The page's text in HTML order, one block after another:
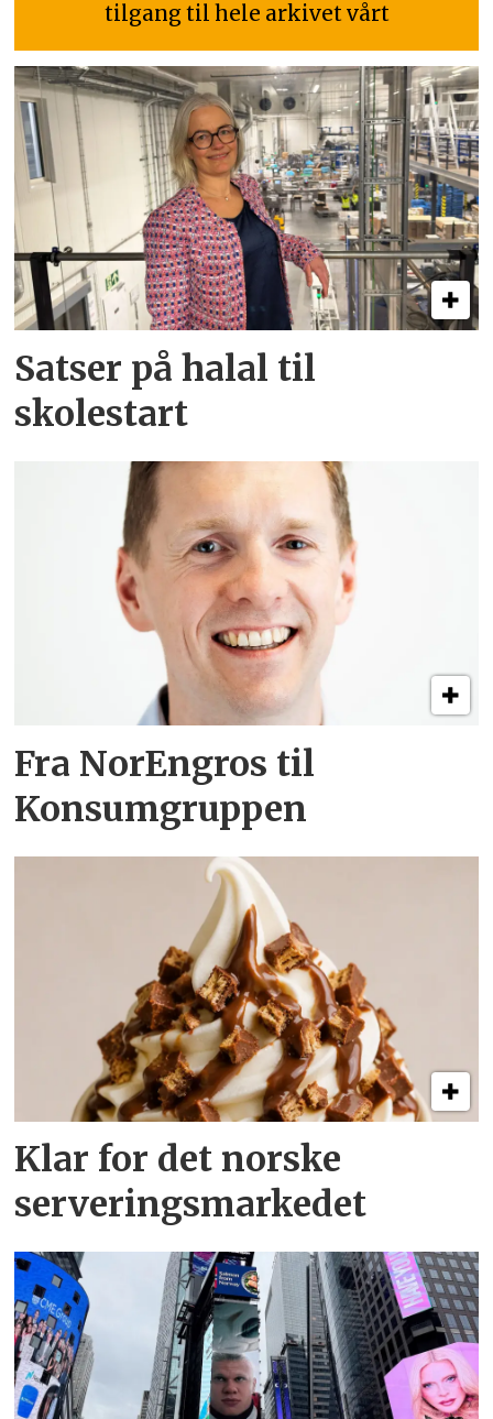
tilgang til hele arkivet vårt
Satser på halal til
skolestart
Fra NorEngros til
Konsumgruppen
Klar for det norske
serveringsmarkedet